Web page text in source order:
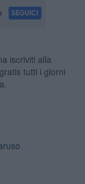
iscriviti alla
tutti i giorni